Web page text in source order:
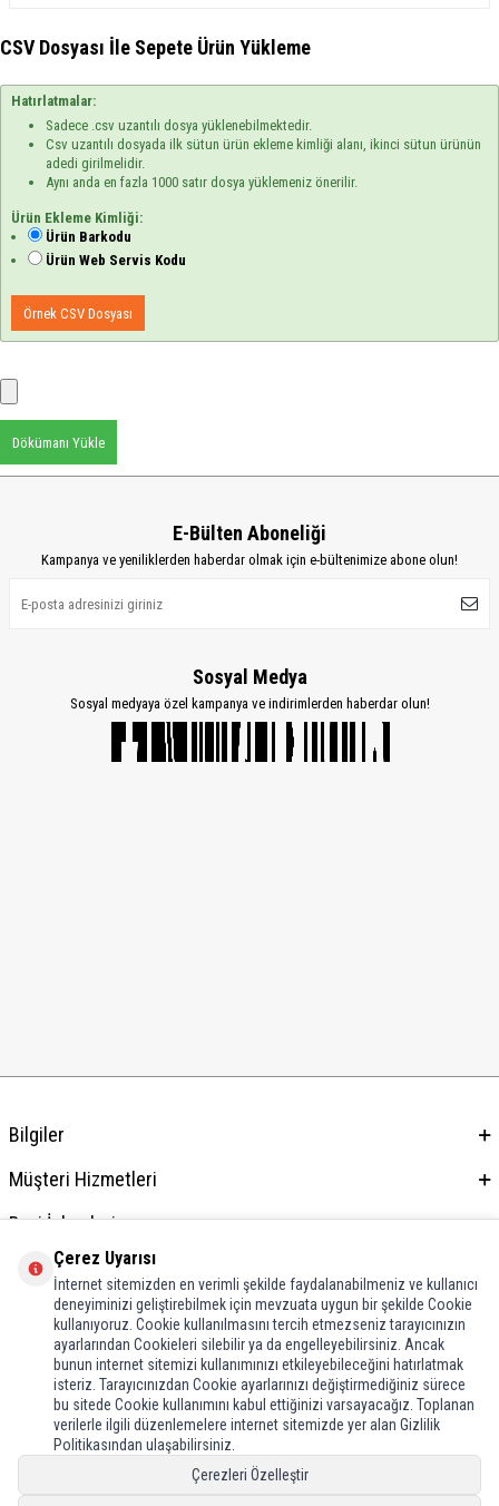
CSV Dosyası İle Sepete Ürün Yükleme
Hatırlatmalar:
Sadece .csv uzantılı dosya yüklenebilmektedir.
Csv uzantılı dosyada ilk sütun ürün ekleme kimliği alanı, ikinci sütun ürünün
adedi girilmelidir.
Aynı anda en fazla 1000 satır dosya yüklemeniz önerilir.
Ürün Ekleme Kimliği:
Ürün Barkodu
Ürün Web Servis Kodu
Örnek CSV Dosyası
Dökümanı Yükle
E-Bülten Aboneliği
Kampanya ve yeniliklerden haberdar olmak için e-bültenimize abone olun!
Sosyal Medya
Sosyal medyaya özel kampanya ve indirimlerden haberdar olun!
Bilgiler
Müşteri Hizmetleri
Bayi İşlemleri
Adres & İletişim
Çerez Uyarısı
İnternet sitemizden en verimli şekilde faydalanabilmeniz ve kullanıcı
deneyiminizi geliştirebilmek için mevzuata uygun bir şekilde Cookie
kullanıyoruz. Cookie kullanılmasını tercih etmezseniz tarayıcınızın
ayarlarından Cookieleri silebilir ya da engelleyebilirsiniz. Ancak
bunun internet sitemizi kullanımınızı etkileyebileceğini hatırlatmak
isteriz. Tarayıcınızdan Cookie ayarlarınızı değiştirmediğiniz sürece
bu sitede Cookie kullanımını kabul ettiğinizi varsayacağız. Toplanan
verilerle ilgili düzenlemelere internet sitemizde yer alan Gizlilik
Politikasından ulaşabilirsiniz.
Çerezleri Özelleştir